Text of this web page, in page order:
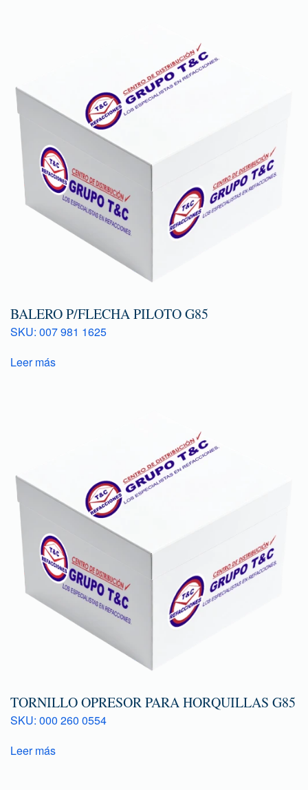
BALERO P/FLECHA PILOTO G85
SKU: 007 981 1625
Leer más
TORNILLO OPRESOR PARA HORQUILLAS G85
SKU: 000 260 0554
Leer más